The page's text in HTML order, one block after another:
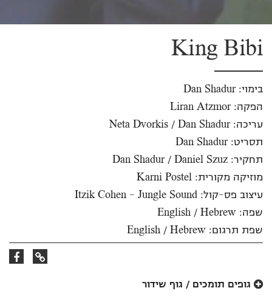
King Bibi
בימוי: Dan Shadur
הפקה: Liran Atzmor
עריכה: Neta Dvorkis / Dan Shadur
תסריט: Dan Shadur
תחקיר: Dan Shadur / Daniel Szuz
מוזיקה מקורית: Karni Postel
עיצוב פס-קול: Itzik Cohen - Jungle Sound
שפה: English / Hebrew
שפת תרגום: English / Hebrew
קישורקישור
גופים תומכים / גוף שידור